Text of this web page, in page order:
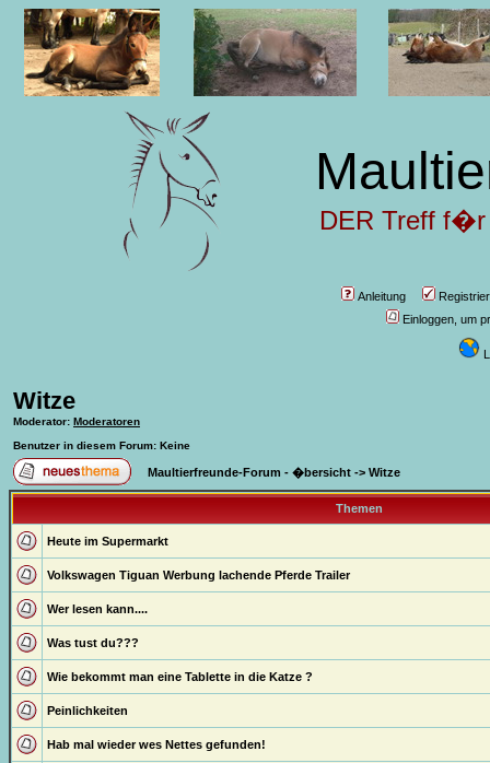
DER Treff f�r
Anleitung
Einloggen, um
Witze
Moderator: Moderatoren
Benutzer in diesem Forum: Keine
Maultierfreunde-Forum - �bersicht -> Witze
Themen
Heute im Supermarkt
Volkswagen Tiguan Werbung lachende Pferde Trailer
Wer lesen kann....
Was tust du???
Wie bekommt man eine Tablette in die Katze ?
Peinlichkeiten
Hab mal wieder wes Nettes gefunden!